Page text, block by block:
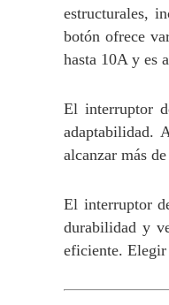
estructurales,
botón ofrece
hasta 10A y es
El interruptor
adaptabilidad.
alcanzar más
El interruptor
durabilidad y
eficiente.